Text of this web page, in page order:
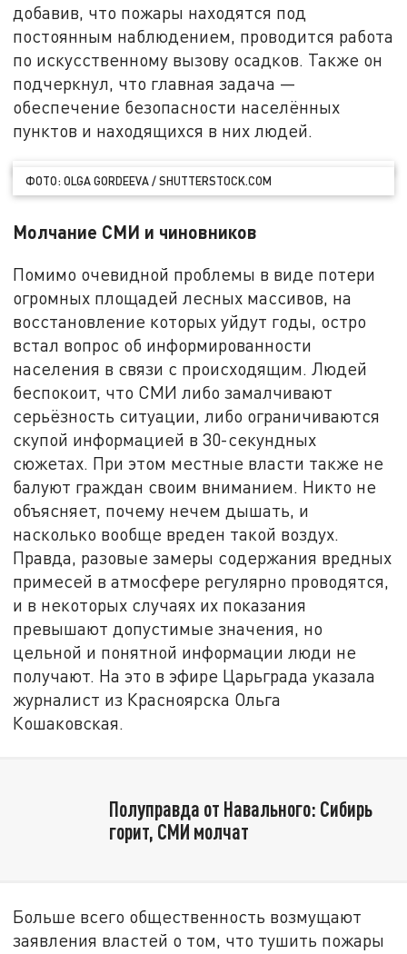
добавив, что пожары находятся под
постоянным наблюдением, проводится работа
по искусственному вызову осадков. Также он
подчеркнул, что главная задача —
обеспечение безопасности населённых
пунктов и находящихся в них людей.
ФОТО: OLGA GORDEEVA / SHUTTERSTOCK.COM
Молчание СМИ и чиновников
Помимо очевидной проблемы в виде потери
огромных площадей лесных массивов, на
восстановление которых уйдут годы, остро
встал вопрос об информированности
населения в связи с происходящим. Людей
беспокоит, что СМИ либо замалчивают
серьёзность ситуации, либо ограничиваются
скупой информацией в 30-секундных
сюжетах. При этом местные власти также не
балуют граждан своим вниманием. Никто не
объясняет, почему нечем дышать, и
насколько вообще вреден такой воздух.
Правда, разовые замеры содержания вредных
примесей в атмосфере регулярно проводятся,
и в некоторых случаях их показания
превышают допустимые значения, но
цельной и понятной информации люди не
получают. На это в эфире Царьграда указала
журналист из Красноярска Ольга
Кошаковская.
Полуправда от Навального: Сибирь
горит, СМИ молчат
Больше всего общественность возмущают
заявления властей о том, что тушить пожары